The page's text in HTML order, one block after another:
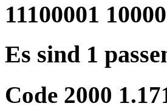
11100001
Es sind 1
Code 2000